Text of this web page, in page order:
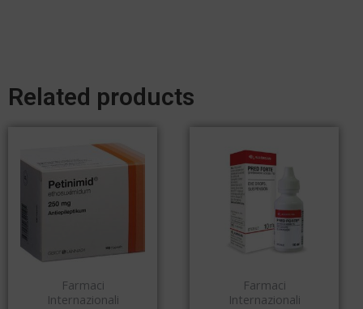
Related products
Farmaci
Internazionali
Farmaci
Internazionali